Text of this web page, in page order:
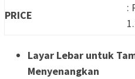
PRICE
:
Layar Lebar untuk
Menyenangkan